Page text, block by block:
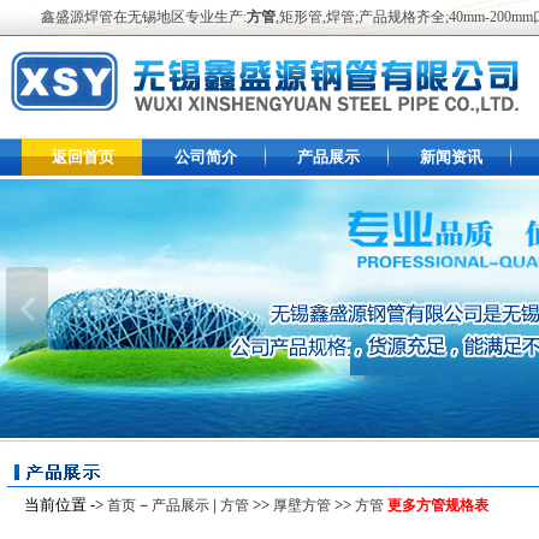
鑫盛源焊管在无锡地区专业生产:方管,矩形管,焊管;产品规格齐全;40mm-
返回首页 公司简介 产品展示 新闻资讯
当前位置 -> 首页 － 产品展示 | 方管 >> 厚壁方管 >> 方管 更多方管规格表